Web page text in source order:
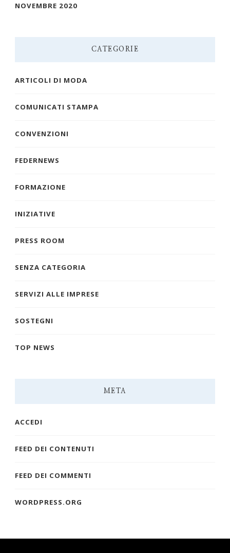
NOVEMBRE 2020
CATEGORIE
ARTICOLI DI MODA
COMUNICATI STAMPA
CONVENZIONI
FEDERNEWS
FORMAZIONE
INIZIATIVE
PRESS ROOM
SENZA CATEGORIA
SERVIZI ALLE IMPRESE
SOSTEGNI
TOP NEWS
META
ACCEDI
FEED DEI CONTENUTI
FEED DEI COMMENTI
WORDPRESS.ORG